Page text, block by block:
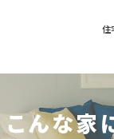
住
こんな家